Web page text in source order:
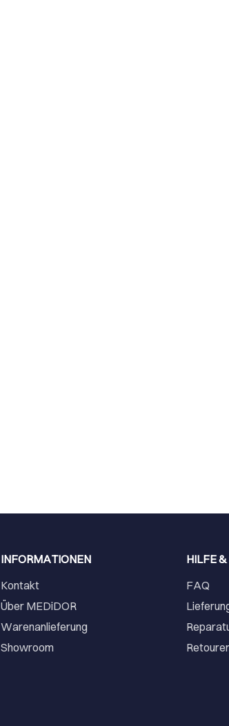
INFORMATIONEN
Kontakt
Über MEDiDOR
Warenanlieferung
Showroom
HILFE
FAQ